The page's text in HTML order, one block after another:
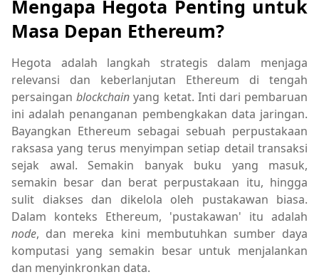
Mengapa Hegota Penting untuk
Masa Depan Ethereum?
Hegota adalah langkah strategis dalam menjaga
relevansi dan keberlanjutan Ethereum di tengah
persainganblockchain yang ketat. Inti dari pembaruan
ini adalah penanganan pembengkakan data jaringan.
Bayangkan Ethereum sebagai sebuah perpustakaan
raksasa yang terus menyimpan setiap detail transaksi
sejak awal. Semakin banyak buku yang masuk,
semakin besar dan berat perpustakaan itu, hingga
sulit diakses dan dikelola oleh pustakawan biasa.
Dalam konteks Ethereum, 'pustakawan' itu adalah
node, dan mereka kini membutuhkan sumber daya
komputasi yang semakin besar untuk menjalankan
dan menyinkronkan data.